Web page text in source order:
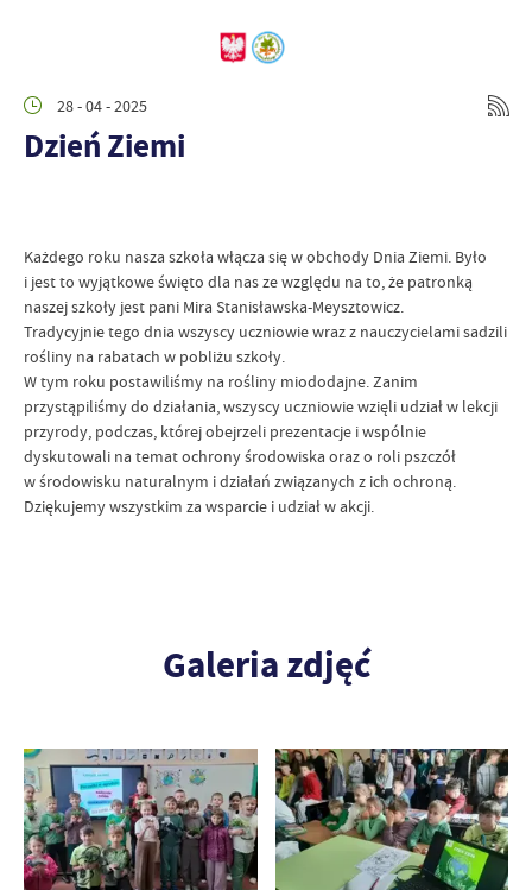
28 - 04 - 2025
Dzień Ziemi
Każdego roku nasza szkoła włącza się w obchody Dnia Ziemi. Było
i jest to wyjątkowe święto dla nas ze względu na to, że patronką
naszej szkoły jest pani Mira Stanisławska-Meysztowicz.
Tradycyjnie tego dnia wszyscy uczniowie wraz z nauczycielami sadzili
rośliny na rabatach w pobliżu szkoły.
W tym roku postawiliśmy na rośliny miododajne. Zanim
przystąpiliśmy do działania, wszyscy uczniowie wzięli udział w lekcji
przyrody, podczas, której obejrzeli prezentacje i wspólnie
dyskutowali na temat ochrony środowiska oraz o roli pszczół
w środowisku naturalnym i działań związanych z ich ochroną.
Dziękujemy wszystkim za wsparcie i udział w akcji.
Galeria zdjęć